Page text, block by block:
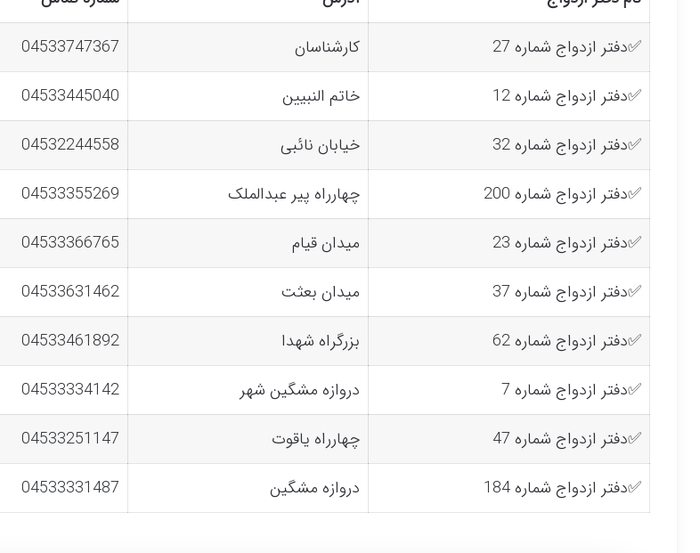
✅دفتر ازدواج شماره 27
کارشناسان
04533747367
✅دفتر ازدواج شماره 12
خاتم النبیین
04533445040
✅دفتر ازدواج شماره 32
خیابان نائبی
04532244558
✅دفتر ازدواج شماره 200
چهارراه پیر عبدالملک
04533355269
✅دفتر ازدواج شماره 23
میدان قیام
04533366765
✅دفتر ازدواج شماره 37
میدان بعثت
04533631462
✅دفتر ازدواج شماره 62
بزرگراه شهدا
04533461892
✅دفتر ازدواج شماره 7
دروازه مشگین شهر
04533334142
✅دفتر ازدواج شماره 47
چهارراه یاقوت
04533251147
✅دفتر ازدواج شماره 184
دروازه مشگین 04533331487